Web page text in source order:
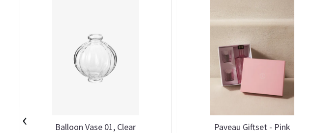
Balloon Vase 01, Clear Paveau Giftset - Pink
‹